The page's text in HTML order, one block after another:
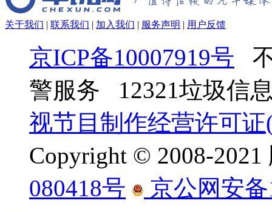
关于我们 | 联系我们 | 加入我们 | 服务声明 | 用户反馈
京ICP备10007919号
警服务 12321垃圾信
视节目制作经营许可证
Copyright © 2008-
080418号
京公网安备